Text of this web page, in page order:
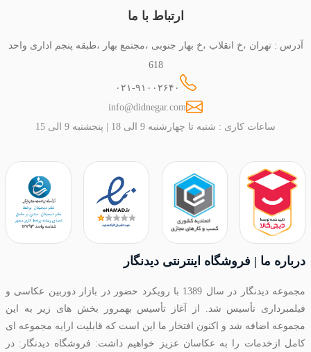
ارتباط با ما
آدرس : تهران ،خ انقلاب ،خ بهار جنوبی ،مجتمع بهار ،طبقه پنجم اداری واحد
618
۰۲۱-۹۱۰۰۲۶۴۰
info@didnegar.com
ساعات کاری : شنبه تا چهارشنبه 9 الی 18 | پنجشنبه 9 الی 15
درباره ما | فروشگاه اینترنتی دیدنگار
مجموعه دیدنگار در سال 1389 با رویکرد حضور در بازار دوربین عکاسی و
فیلمبرداری تأسیس شد. از آغاز تأسیس بهمرور بخش های زیر به این
مجموعه اضافه شد و اکنون افتخار ما این است که قابلیت ارایه مجموعه ای
کامل ازخدمات را به عکاسان عزیز خواهیم داشت: فروشگاه دیدنگار: در